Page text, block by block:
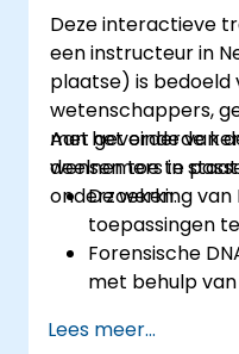
Deze interactieve
een instructeur in
plaatse) is bedoeld
wetenschappers,
met gevorderde
wensen toe te
onderzoeken.
Aan het einde van
deelnemers in
De werking van
toepassingen
Forensische
met behulp
behoeve van
Lees meer...